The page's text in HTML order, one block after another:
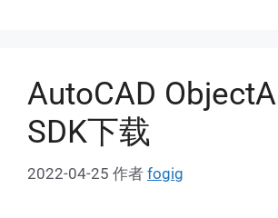
AutoCAD
SDK下载
2022-04-25 作者 fogig